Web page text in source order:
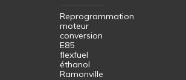
Reprogrammation
moteur
conversion
E85
flexfuel
éthanol
Ramonville